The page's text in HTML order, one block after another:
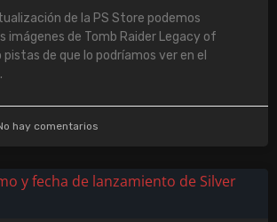
de la PS Store podemos
imágenes de Tomb Raider Legacy of
de que lo podríamos ver en el
hay comentarios